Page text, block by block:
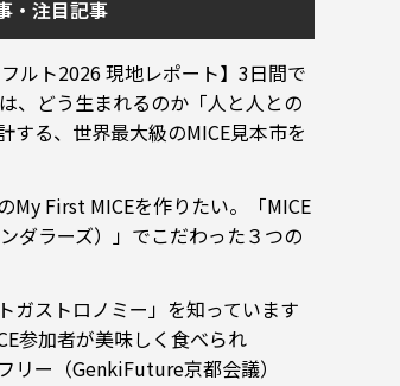
・注目記事
フルト2026 現地レポート】3日間で
、どう生まれるのか「人と人との
する、世界最大級のMICE見本市を
My First MICEを作りたい。「MICE
ダラーズ）」でこだわった３つの
ガストロノミー」を知っています
参加者が美味しく食べられ
リー（GenkiFuture京都会議）